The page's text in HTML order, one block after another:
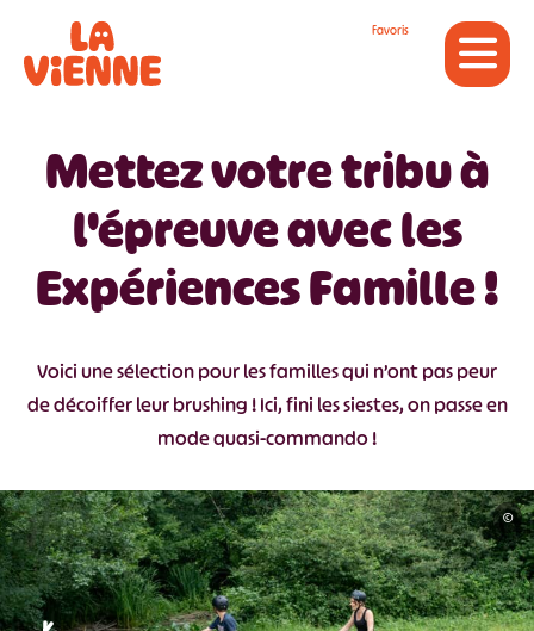
Favoris
Mettez votre tribu à
l'épreuve avec les
Expériences Famille !
Voici une sélection pour les familles qui n’ont pas peur
de décoiffer leur brushing ! Ici, fini les siestes, on passe en
mode quasi-commando !
©